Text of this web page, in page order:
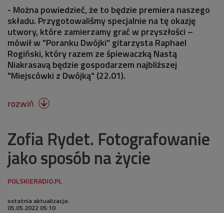
- Można powiedzieć, że to będzie premiera naszego
składu. Przygotowaliśmy specjalnie na tę okazję
utwory, które zamierzamy grać w przyszłości –
mówił w "Poranku Dwójki" gitarzysta Raphael
Rogiński, który razem ze śpiewaczką Nastą
Niakrasavą będzie gospodarzem najbliższej
"Miejscówki z Dwójką" (22.01).
rozwiń 
Zofia Rydet. Fotografowanie
jako sposób na życie
ostatnia aktualizacja:
05.05.2022 05:10